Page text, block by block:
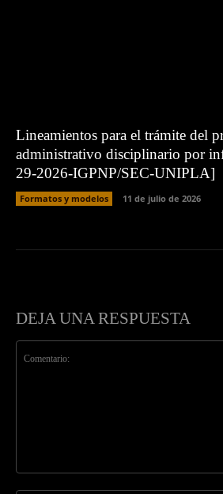
Lineamientos para el trámite del
administrativo disciplinario por
29-2026-IGPNP/SEC-UNIPLA]
Formatos y modelos 11 de julio de 2026
DEJA UNA RESPUESTA